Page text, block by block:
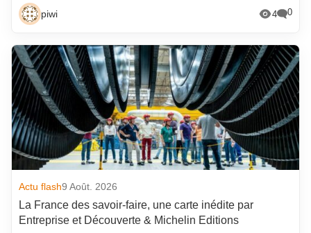
piwi 4 0
Actu flash9 Août. 2026
La France des savoir-faire, une carte inédite par
Entreprise et Découverte & Michelin Editions